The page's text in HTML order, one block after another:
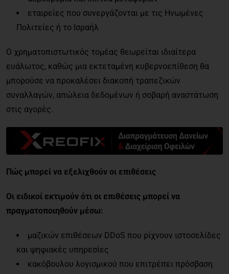
εταιρείες που συνεργάζονται με τις Ηνωμένες
Πολιτείες ή το Ισραήλ
Ο χρηματοπιστωτικός τομέας θεωρείται ιδιαίτερα
ευάλωτος, καθώς μια εκτεταμένη κυβερνοεπίθεση θα
μπορούσε να προκαλέσει διακοπή τραπεζικών
συναλλαγών, απώλεια δεδομένων ή σοβαρή αναστάτωση
στις αγορές.
Πώς μπορεί να εξελιχθούν οι επιθέσεις
Οι ειδικοί εκτιμούν ότι οι επιθέσεις μπορεί να
πραγματοποιηθούν μέσω:
μαζικών επιθέσεων DDoS που ρίχνουν ιστοσελίδες
και ψηφιακές υπηρεσίες
κακόβουλου λογισμικού που επιτρέπει πρόσβαση